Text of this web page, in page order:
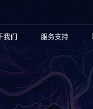
我们 服务支持